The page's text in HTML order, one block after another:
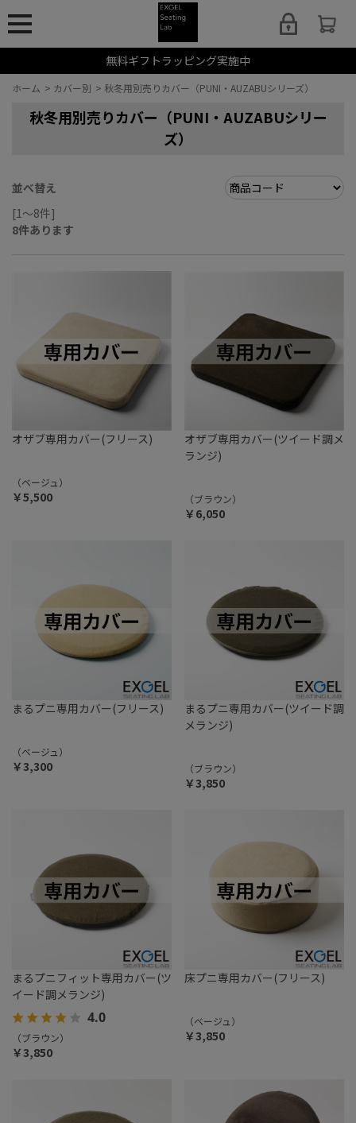
無料ギフトラッピング実施中
秋冬用別売りカバー（PUNI・AUZABUシリー
ズ）
並べ替え
[1～8件]
8件あります
オザブ専用カバー(フリース)
（ベージュ）
￥5,500
オザブ専用カバー(ツイード調メ
ランジ)
（ブラウン）
￥6,050
まるプニ専用カバー(フリース)
（ベージュ）
￥3,300
まるプニ専用カバー(ツイード調
メランジ)
（ブラウン）
￥3,850
まるプニフィット専用カバー(ツ
イード調メランジ)
4.0
（ブラウン）
￥3,850
床プニ専用カバー(フリース)
（ベージュ）
￥3,850
ホーム > カバー別 > 秋冬用別売りカバー（PUNI・AUZABUシリーズ）